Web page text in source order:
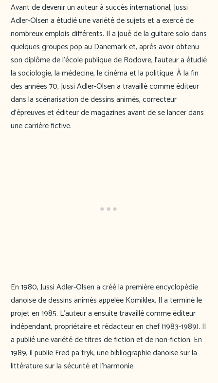
Avant de devenir un auteur à succès international, Jussi
Adler-Olsen a étudié une variété de sujets et a exercé de
nombreux emplois différents. Il a joué de la guitare solo dans
quelques groupes pop au Danemark et, après avoir obtenu
son diplôme de l’école publique de Rodovre, l’auteur a étudié
la sociologie, la médecine, le cinéma et la politique. À la fin
des années 70, Jussi Adler-Olsen a travaillé comme éditeur
dans la scénarisation de dessins animés, correcteur
d’épreuves et éditeur de magazines avant de se lancer dans
une carrière fictive.
En 1980, Jussi Adler-Olsen a créé la première encyclopédie
danoise de dessins animés appelée Komiklex. Il a terminé le
projet en 1985. L’auteur a ensuite travaillé comme éditeur
indépendant, propriétaire et rédacteur en chef (1983-1989). Il
a publié une variété de titres de fiction et de non-fiction. En
1989, il publie Fred pa tryk, une bibliographie danoise sur la
littérature sur la sécurité et l’harmonie.